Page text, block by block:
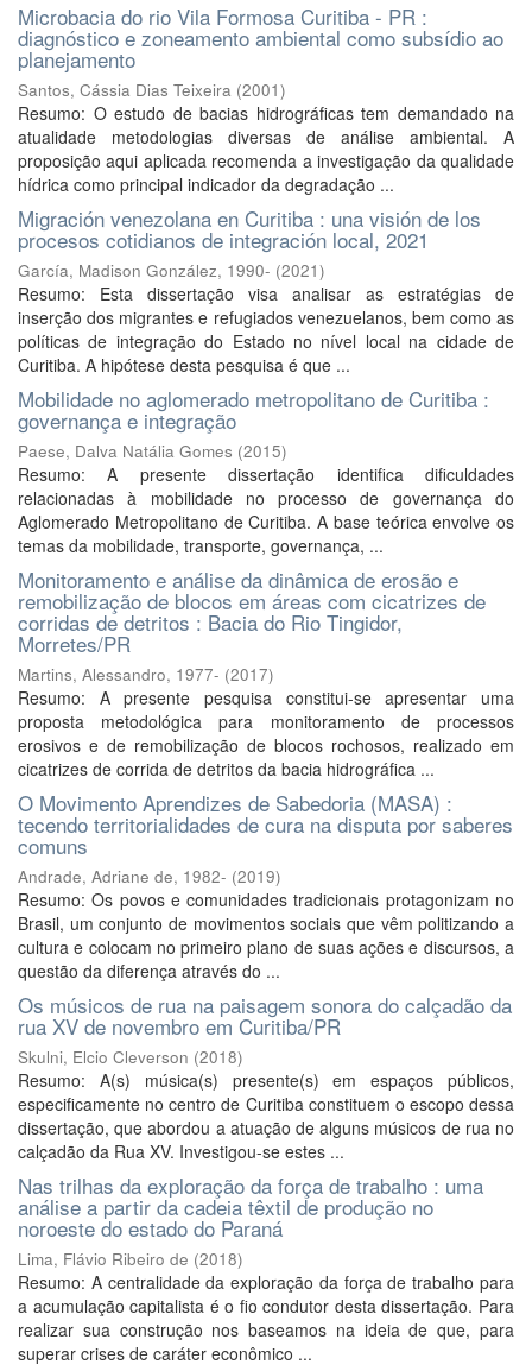
Microbacia do rio Vila Formosa Curitiba - PR :
diagnóstico e zoneamento ambiental como subsídio ao
planejamento
Santos, Cássia Dias Teixeira (2001)
Resumo: O estudo de bacias hidrográficas tem demandado na
atualidade metodologias diversas de análise ambiental. A
proposição aqui aplicada recomenda a investigação da qualidade
hídrica como principal indicador da degradação ...
Migración venezolana en Curitiba : una visión de los
procesos cotidianos de integración local, 2021
García, Madison González, 1990- (2021)
Resumo: Esta dissertação visa analisar as estratégias de
inserção dos migrantes e refugiados venezuelanos, bem como as
políticas de integração do Estado no nível local na cidade de
Curitiba. A hipótese desta pesquisa é que ...
Mobilidade no aglomerado metropolitano de Curitiba :
governança e integração
Paese, Dalva Natália Gomes (2015)
Resumo: A presente dissertação identifica dificuldades
relacionadas à mobilidade no processo de governança do
Aglomerado Metropolitano de Curitiba. A base teórica envolve os
temas da mobilidade, transporte, governança, ...
Monitoramento e análise da dinâmica de erosão e
remobilização de blocos em áreas com cicatrizes de
corridas de detritos : Bacia do Rio Tingidor,
Morretes/PR
Martins, Alessandro, 1977- (2017)
Resumo: A presente pesquisa constitui-se apresentar uma
proposta metodológica para monitoramento de processos
erosivos e de remobilização de blocos rochosos, realizado em
cicatrizes de corrida de detritos da bacia hidrográfica ...
O Movimento Aprendizes de Sabedoria (MASA) :
tecendo territorialidades de cura na disputa por saberes
comuns
Andrade, Adriane de, 1982- (2019)
Resumo: Os povos e comunidades tradicionais protagonizam no
Brasil, um conjunto de movimentos sociais que vêm politizando a
cultura e colocam no primeiro plano de suas ações e discursos, a
questão da diferença através do ...
Os músicos de rua na paisagem sonora do calçadão da
rua XV de novembro em Curitiba/PR
Skulni, Elcio Cleverson (2018)
Resumo: A(s) música(s) presente(s) em espaços públicos,
especificamente no centro de Curitiba constituem o escopo dessa
dissertação, que abordou a atuação de alguns músicos de rua no
calçadão da Rua XV. Investigou-se estes ...
Nas trilhas da exploração da força de trabalho : uma
análise a partir da cadeia têxtil de produção no
noroeste do estado do Paraná
Lima, Flávio Ribeiro de (2018)
Resumo: A centralidade da exploração da força de trabalho para
a acumulação capitalista é o fio condutor desta dissertação. Para
realizar sua construção nos baseamos na ideia de que, para
superar crises de caráter econômico ...